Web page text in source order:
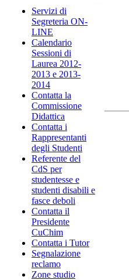
Servizi di
Segreteria ON-
LINE
Calendario
Sessioni di
Laurea 2012-
2013 e 2013-
2014
Contatta la
Commissione
Didattica
Contatta i
Rappresentanti
degli Studenti
Referente del
CdS per
studentesse e
studenti disabili e
fasce deboli
Contatta il
Presidente
CuChim
Contatta i Tutor
Segnalazione
reclamo
Zone studio